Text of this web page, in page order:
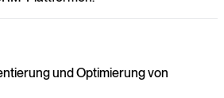
und Optimierung von